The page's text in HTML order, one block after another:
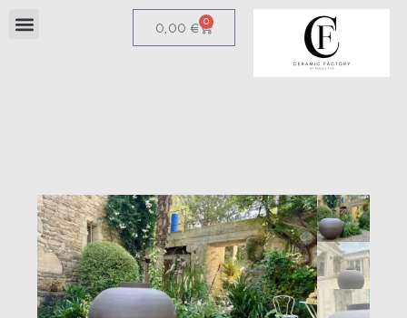
0,00 € 0